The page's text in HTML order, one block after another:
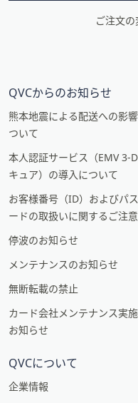
ご注文
QVCからのお知らせ
熊本地震による配送への影
ついて
本人認証サービス（EMV 3-
キュア）の導入について
お客様番号（ID）およびパ
ードの取扱いに関するご注意
停波のお知らせ
メンテナンスのお知らせ
無断転載の禁止
カード会社メンテナンス実
お知らせ
QVCについて
企業情報